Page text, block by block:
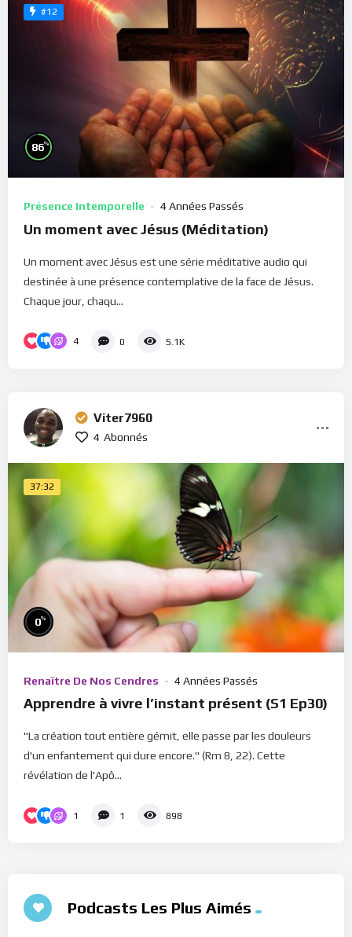
#12
86%
Présence Intemporelle 4 Années Passés
Un moment avec Jésus (Méditation)
Un moment avec Jésus est une série méditative audio qui
destinée à une présence contemplative de la face de Jésus.
Chaque jour, chaqu...
4 0 5.1K
Viter7960
4 Abonnés
37:32
0%
Renaître De Nos Cendres 4 Années Passés
Apprendre à vivre l’instant présent (S1 Ep30)
"La création tout entière gémit, elle passe par les douleurs
d'un enfantement qui dure encore." (Rm 8, 22). Cette
révélation de l'Apô...
1 1 898
Podcasts Les Plus Aimés